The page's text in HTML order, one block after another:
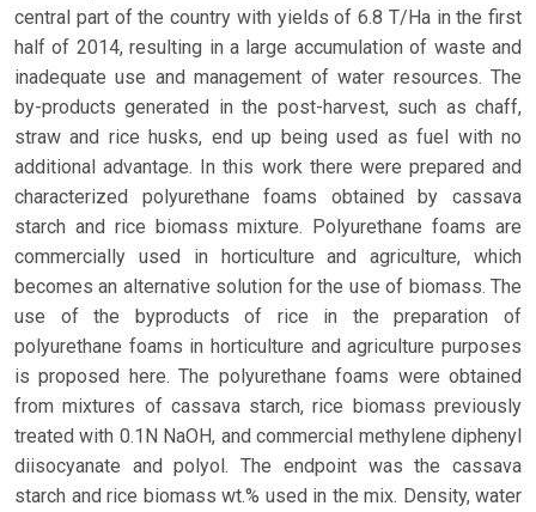
central part of the country with yields of 6.8 T/Ha in the first
half of 2014, resulting in a large accumulation of waste and
inadequate use and management of water resources. The
by-products generated in the post-harvest, such as chaff,
straw and rice husks, end up being used as fuel with no
additional advantage. In this work there were prepared and
characterized polyurethane foams obtained by cassava
starch and rice biomass mixture. Polyurethane foams are
commercially used in horticulture and agriculture, which
becomes an alternative solution for the use of biomass. The
use of the byproducts of rice in the preparation of
polyurethane foams in horticulture and agriculture purposes
is proposed here. The polyurethane foams were obtained
from mixtures of cassava starch, rice biomass previously
treated with 0.1N NaOH, and commercial methylene diphenyl
diisocyanate and polyol. The endpoint was the cassava
starch and rice biomass wt.% used in the mix. Density, water